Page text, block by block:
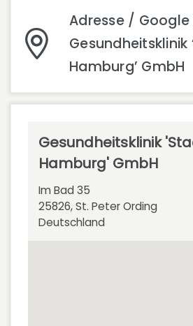
Adresse /
Gesundheitsklinik
Hamburg’ GmbH
Gesundheitsklinik
Hamburg' GmbH
Im Bad 35
25826, St. Peter Ording
Deutschland